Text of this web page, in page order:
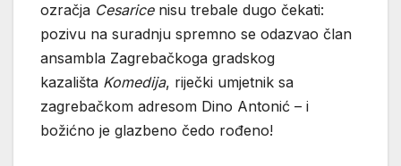
ozračja Cesaricenisu trebale dugo čekati:
pozivu na suradnju spremno se odazvao član
ansambla Zagrebačkoga gradskog
kazališta Komedija, riječki umjetnik sa
zagrebačkom adresom Dino Antonić – i
božićno je glazbeno čedo rođeno!